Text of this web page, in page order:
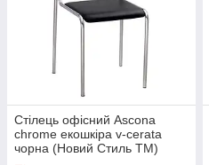
Стілець офісний Ascona
chrome екошкіра v-cerata
чорна (Новий Стиль ТМ)